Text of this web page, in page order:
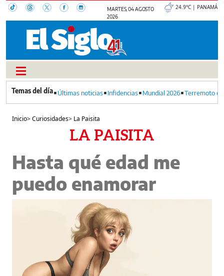
MARTES, 04 AGOSTO
2026
24.9°C | PANAMÁ
Últimas noticias Infidencias Mundial 2026 Terremoto
Inicio>Curiosidades> La Paisita
LA PAISITA
Hasta qué edad me
puedo enamorar